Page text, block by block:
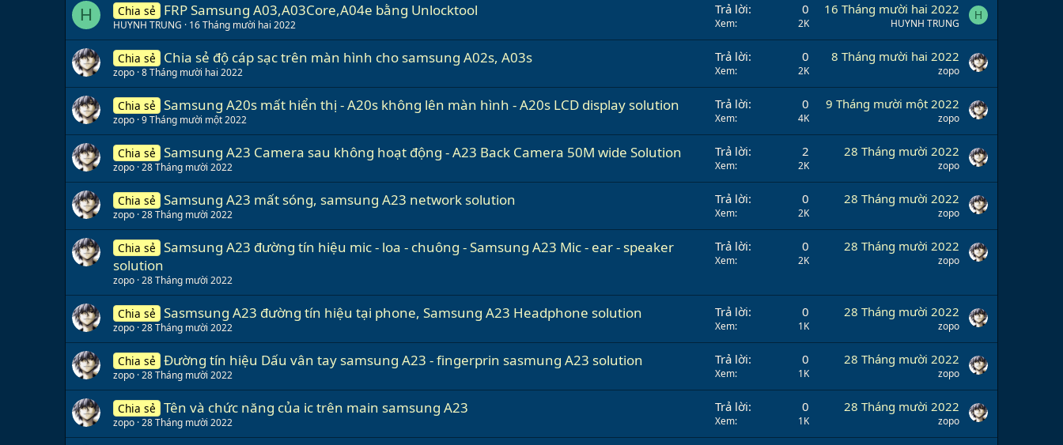
H Chia sẻ FRP Samsung A03,A03Core,A04e bằng Unlocktool
HUYNH TRUNG 16 Tháng mười hai 2022
Trả lời 0
Xem 2K
16 Tháng mười hai 2022
HUYNH TRUNG
H
Chia sẻ Chia sẻ độ cáp sạc trên màn hình cho samsung A02s, A03s
zopo 8 Tháng mười hai 2022
Trả lời 0
Xem 2K
8 Tháng mười hai 2022
zopo
Chia sẻ Samsung A20s mất hiển thị - A20s không lên màn hình - A20s LCD display solution
zopo 9 Tháng mười một 2022
Trả lời 0
Xem 4K
9 Tháng mười một 2022
zopo
Chia sẻ Samsung A23 Camera sau không hoạt động - A23 Back Camera 50M wide Solution
zopo 28 Tháng mười 2022
Trả lời 2
Xem 2K
28 Tháng mười 2022
zopo
Chia sẻ Samsung A23 mất sóng, samsung A23 network solution
zopo 28 Tháng mười 2022
Trả lời 0
Xem 2K
28 Tháng mười 2022
zopo
Chia sẻ Samsung A23 đường tín hiệu mic - loa - chuông - Samsung A23 Mic - ear - speaker
solution
zopo 28 Tháng mười 2022
Trả lời 0
Xem 2K
28 Tháng mười 2022
zopo
Chia sẻ Sasmsung A23 đường tín hiệu tại phone, Samsung A23 Headphone solution
zopo 28 Tháng mười 2022
Trả lời 0
Xem 1K
28 Tháng mười 2022
zopo
Chia sẻ Đường tín hiệu Dấu vân tay samsung A23 - fingerprin sasmung A23 solution
zopo 28 Tháng mười 2022
Trả lời 0
Xem 1K
28 Tháng mười 2022
zopo
Chia sẻ Tên và chức năng của ic trên main samsung A23
zopo 28 Tháng mười 2022
Trả lời 0
Xem 1K
28 Tháng mười 2022
zopo